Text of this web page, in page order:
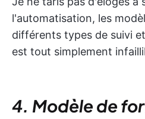
l'automatisation, les
différents types de suivi
est tout simplement
4. Modèle de